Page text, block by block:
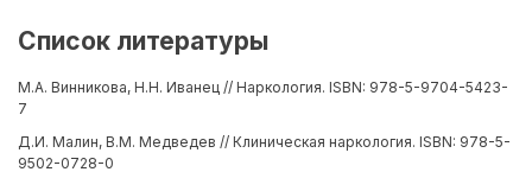
Список литературы
М.А. Винникова, Н.Н. Иванец // Наркология. ISBN: 978-5-9704-5423-
7
Д.И. Малин, В.М. Медведев // Клиническая наркология. ISBN: 978-5-
9502-0728-0